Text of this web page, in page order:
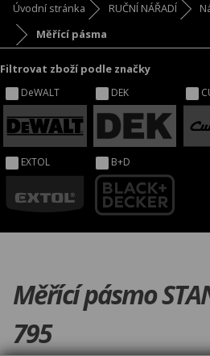
Úvodní stránka RUČNÍ NÁŘADÍ
Měřící pásma
Filtrovat zboží podle značky
DeWALT DEK
EXTOL B+D
Měřící pásmo
795